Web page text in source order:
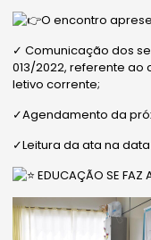
O encontro
✓ Comunicação dos
013/2022, referente
letivo corrente;
✓Agendamento da
✓Leitura da ata na
EDUCAÇÃO SE FAZ